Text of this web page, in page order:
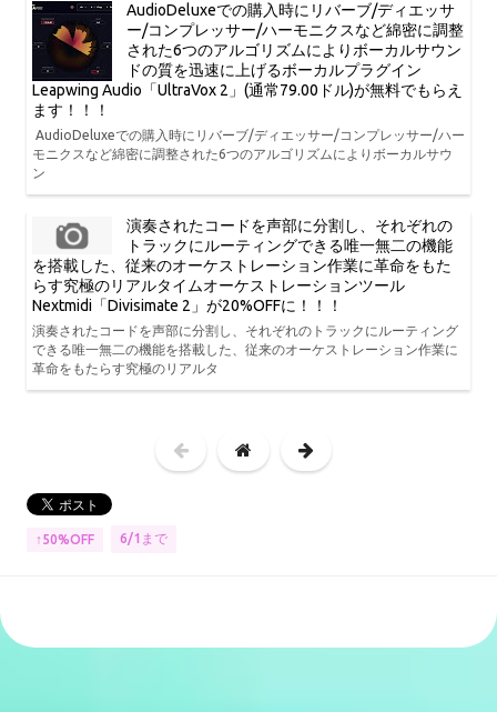
AudioDeluxeでの購入時にリバーブ/ディエッサ
ー/コンプレッサー/ハーモニクスなど綿密に調整
された6つのアルゴリズムによりボーカルサウン
ドの質を迅速に上げるボーカルプラグイン
Leapwing Audio「UltraVox 2」(通常79.00ドル)が無料でもらえ
ます！！！
AudioDeluxeでの購入時にリバーブ/ディエッサー/コンプレッサー/ハー
モニクスなど綿密に調整された6つのアルゴリズムによりボーカルサウ
ン
演奏されたコードを声部に分割し、それぞれの
トラックにルーティングできる唯一無二の機能
を搭載した、従来のオーケストレーション作業に革命をもた
らす究極のリアルタイムオーケストレーションツール
Nextmidi「Divisimate 2」が20%OFFに！！！
演奏されたコードを声部に分割し、それぞれのトラックにルーティング
できる唯一無二の機能を搭載した、従来のオーケストレーション作業に
革命をもたらす究極のリアルタ
↑50%OFF 6/1まで